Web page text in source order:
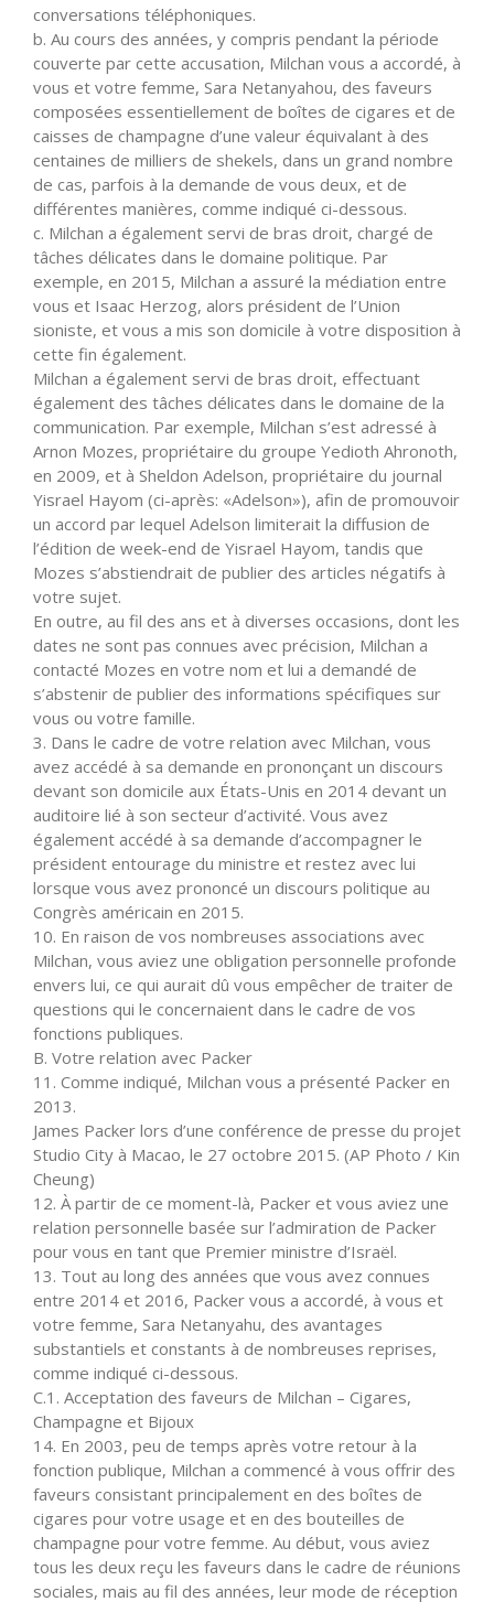
conversations téléphoniques.
b. Au cours des années, y compris pendant la période
couverte par cette accusation, Milchan vous a accordé, à
vous et votre femme, Sara Netanyahou, des faveurs
composées essentiellement de boîtes de cigares et de
caisses de champagne d’une valeur équivalant à des
centaines de milliers de shekels, dans un grand nombre
de cas, parfois à la demande de vous deux, et de
différentes manières, comme indiqué ci-dessous.
c. Milchan a également servi de bras droit, chargé de
tâches délicates dans le domaine politique. Par
exemple, en 2015, Milchan a assuré la médiation entre
vous et Isaac Herzog, alors président de l’Union
sioniste, et vous a mis son domicile à votre disposition à
cette fin également.
Milchan a également servi de bras droit, effectuant
également des tâches délicates dans le domaine de la
communication. Par exemple, Milchan s’est adressé à
Arnon Mozes, propriétaire du groupe Yedioth Ahronoth,
en 2009, et à Sheldon Adelson, propriétaire du journal
Yisrael Hayom (ci-après: «Adelson»), afin de promouvoir
un accord par lequel Adelson limiterait la diffusion de
l’édition de week-end de Yisrael Hayom, tandis que
Mozes s’abstiendrait de publier des articles négatifs à
votre sujet.
En outre, au fil des ans et à diverses occasions, dont les
dates ne sont pas connues avec précision, Milchan a
contacté Mozes en votre nom et lui a demandé de
s’abstenir de publier des informations spécifiques sur
vous ou votre famille.
3. Dans le cadre de votre relation avec Milchan, vous
avez accédé à sa demande en prononçant un discours
devant son domicile aux États-Unis en 2014 devant un
auditoire lié à son secteur d’activité. Vous avez
également accédé à sa demande d’accompagner le
président entourage du ministre et restez avec lui
lorsque vous avez prononcé un discours politique au
Congrès américain en 2015.
10. En raison de vos nombreuses associations avec
Milchan, vous aviez une obligation personnelle profonde
envers lui, ce qui aurait dû vous empêcher de traiter de
questions qui le concernaient dans le cadre de vos
fonctions publiques.
B. Votre relation avec Packer
11. Comme indiqué, Milchan vous a présenté Packer en
2013.
James Packer lors d’une conférence de presse du projet
Studio City à Macao, le 27 octobre 2015. (AP Photo / Kin
Cheung)
12. À partir de ce moment-là, Packer et vous aviez une
relation personnelle basée sur l’admiration de Packer
pour vous en tant que Premier ministre d’Israël.
13. Tout au long des années que vous avez connues
entre 2014 et 2016, Packer vous a accordé, à vous et
votre femme, Sara Netanyahu, des avantages
substantiels et constants à de nombreuses reprises,
comme indiqué ci-dessous.
C.1. Acceptation des faveurs de Milchan – Cigares,
Champagne et Bijoux
14. En 2003, peu de temps après votre retour à la
fonction publique, Milchan a commencé à vous offrir des
faveurs consistant principalement en des boîtes de
cigares pour votre usage et en des bouteilles de
champagne pour votre femme. Au début, vous aviez
tous les deux reçu les faveurs dans le cadre de réunions
sociales, mais au fil des années, leur mode de réception